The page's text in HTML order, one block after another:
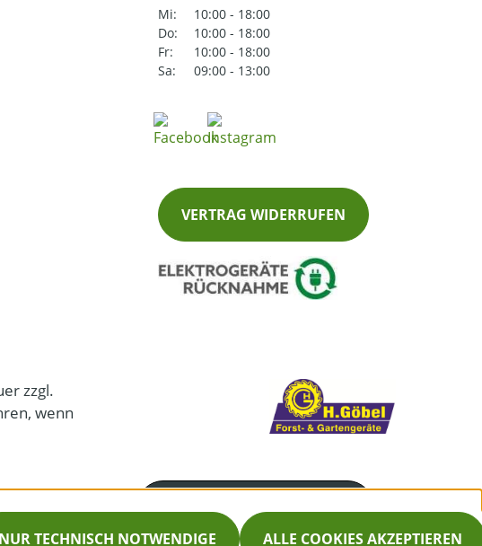
Mi:
10:00 - 18:00
Do:
10:00 - 18:00
Fr:
10:00 - 18:00
Sa:
09:00 - 13:00
VERTRAG WIDERRUFEN
zzgl.
wenn
05631 - 1660
NUR TECHNISCH NOTWENDIGE ALLE COOKIES AKZEPTIEREN